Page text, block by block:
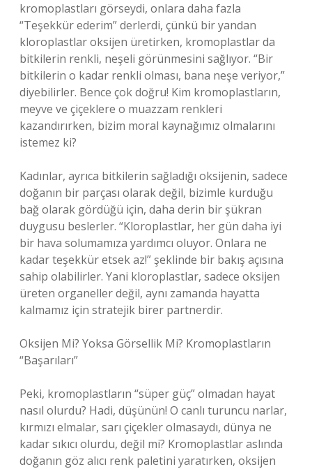
kromoplastları görseydi, onlara daha fazla
“Teşekkür ederim” derlerdi, çünkü bir yandan
kloroplastlar oksijen üretirken, kromoplastlar da
bitkilerin renkli, neşeli görünmesini sağlıyor. “Bir
bitkilerin o kadar renkli olması, bana neşe veriyor,”
diyebilirler. Bence çok doğru! Kim kromoplastların,
meyve ve çiçeklere o muazzam renkleri
kazandırırken, bizim moral kaynağımız olmalarını
istemez ki?
Kadınlar, ayrıca bitkilerin sağladığı oksijenin, sadece
doğanın bir parçası olarak değil, bizimle kurduğu
bağ olarak gördüğü için, daha derin bir şükran
duygusu beslerler. “Kloroplastlar, her gün daha iyi
bir hava solumamıza yardımcı oluyor. Onlara ne
kadar teşekkür etsek az!” şeklinde bir bakış açısına
sahip olabilirler. Yani kloroplastlar, sadece oksijen
üreten organeller değil, aynı zamanda hayatta
kalmamız için stratejik birer partnerdir.
Oksijen Mi? Yoksa Görsellik Mi? Kromoplastların
“Başarıları”
Peki, kromoplastların “süper güç” olmadan hayat
nasıl olurdu? Hadi, düşünün! O canlı turuncu narlar,
kırmızı elmalar, sarı çiçekler olmasaydı, dünya ne
kadar sıkıcı olurdu, değil mi? Kromoplastlar aslında
doğanın göz alıcı renk paletini yaratırken, oksijen